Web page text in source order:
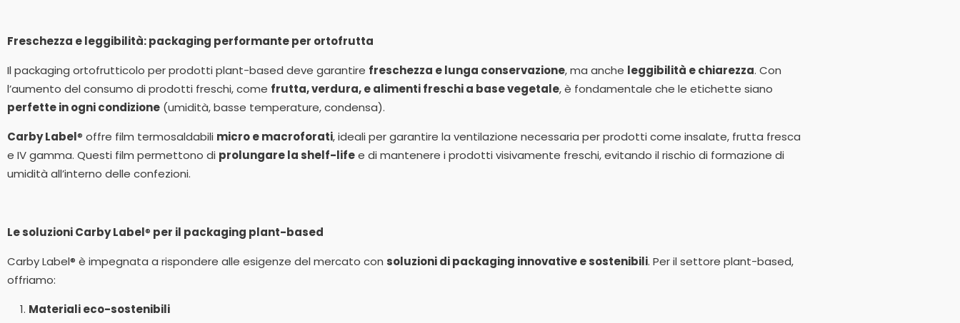
Freschezza e leggibilità: packaging performante per ortofrutta
Il packaging ortofrutticolo per prodotti plant-based deve garantire freschezza e lunga conservazione, ma anche leggibilità e chiarezza. Con
l’aumento del consumo di prodotti freschi, come frutta, verdura, e alimenti freschi a base vegetale, è fondamentale che le etichette siano
perfette in ogni condizione (umidità, basse temperature, condensa).
Carby Label® offre film termosaldabili micro e macroforati, ideali per garantire la ventilazione necessaria per prodotti come insalate, frutta fresca
e IV gamma. Questi film permettono di prolungare la shelf-lifee di mantenere i prodotti visivamente freschi, evitando il rischio di formazione di
umidità all’interno delle confezioni.
Le soluzioni Carby Label® per il packaging plant-based
Carby Label® è impegnata a rispondere alle esigenze del mercato con soluzioni di packaging innovative e sostenibili. Per il settore plant-based,
offriamo:
Materiali eco-sostenibili